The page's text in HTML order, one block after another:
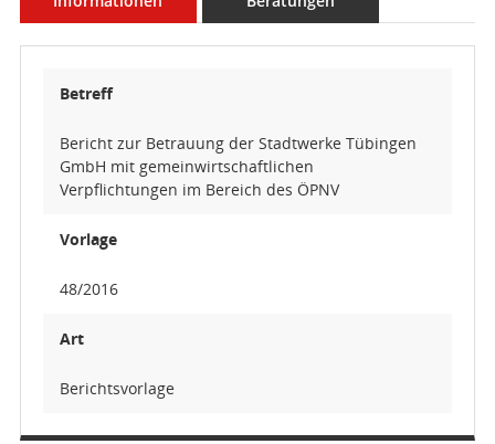
Betreff
Bericht zur Betrauung der Stadtwerke Tübingen
GmbH mit gemeinwirtschaftlichen
Verpflichtungen im Bereich des ÖPNV
Vorlage
48/2016
Art
Berichtsvorlage